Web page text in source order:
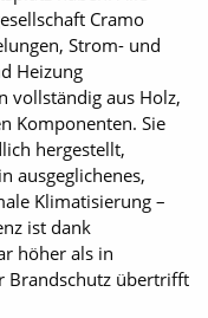
Cramo
Strom- und
Heizung
vollständig aus Holz,
Komponenten. Sie
hergestellt,
ausgeglichenes,
Klimatisierung –
ist dank
höher als in
Brandschutz übertrifft